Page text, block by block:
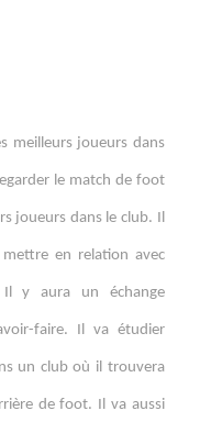
meilleurs joueurs dans
le match de foot
joueurs dans le club. Il
en relation avec
Il y aura un échange
faire. Il va étudier
un club où il trouvera
de foot. Il va aussi